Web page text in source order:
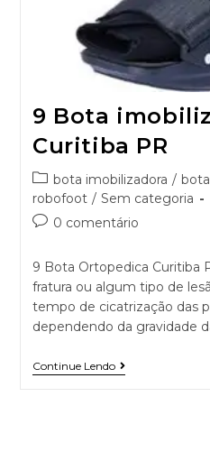
9 Bota
Curitiba PR
bota imobilizadora /
robofoot / Sem categoria
0 comentário
9 Bota Ortopedica Curitiba
fratura ou algum tipo de
tempo de cicatrização das
dependendo da gravidade
Continue Lendo